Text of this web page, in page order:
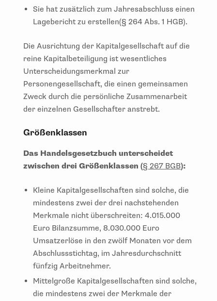
Sie hat zusätzlich zum Jahresabschluss einen
Lagebericht zu erstellen(§ 264 Abs. 1 HGB).
Die Ausrichtung der Kapitalgesellschaft auf die
reine Kapitalbeteiligung ist wesentliches
Unterscheidungsmerkmal zur
Personengesellschaft, die einen gemeinsamen
Zweck durch die persönliche Zusammenarbeit
der einzelnen Gesellschafter anstrebt.
Größenklassen
Das Handelsgesetzbuch unterscheidet
zwischen drei Größenklassen (§ 267 BGB):
Kleine Kapitalgesellschaften sind solche, die
mindestens zwei der drei nachstehenden
Merkmale nicht überschreiten: 4.015.000
Euro Bilanzsumme, 8.030.000 Euro
Umsatzerlöse in den zwölf Monaten vor dem
Abschlussstichtag, im Jahresdurchschnitt
fünfzig Arbeitnehmer.
Mittelgroße Kapitalgesellschaften sind solche,
die mindestens zwei der Merkmale der